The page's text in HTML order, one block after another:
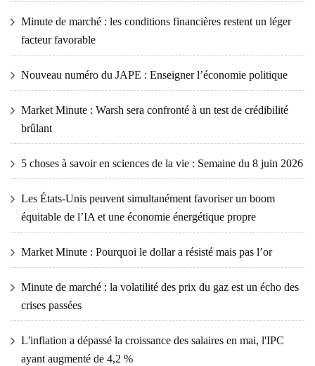
Minute de marché : les conditions financières restent un léger
facteur favorable
Nouveau numéro du JAPE : Enseigner l’économie politique
Market Minute : Warsh sera confronté à un test de crédibilité
brûlant
5 choses à savoir en sciences de la vie : Semaine du 8 juin 2026
Les États-Unis peuvent simultanément favoriser un boom
équitable de l’IA et une économie énergétique propre
Market Minute : Pourquoi le dollar a résisté mais pas l’or
Minute de marché : la volatilité des prix du gaz est un écho des
crises passées
L'inflation a dépassé la croissance des salaires en mai, l'IPC
ayant augmenté de 4,2 %